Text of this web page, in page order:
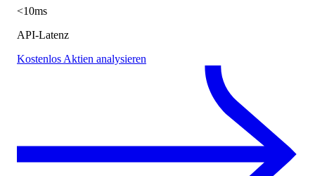
<10ms
API-Latenz
Kostenlos Aktien analysieren